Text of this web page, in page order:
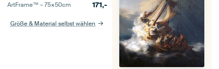
ArtFrame™ –75×50cm 171,-
Größe & Material selbst wählen